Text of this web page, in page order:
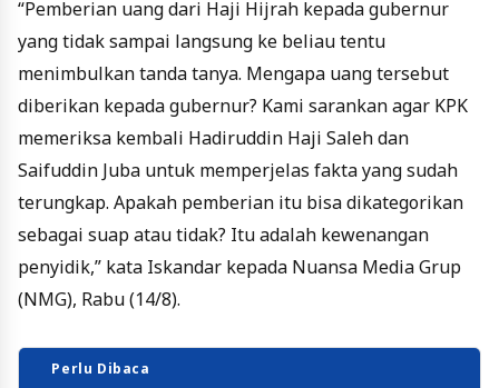
“Pemberian uang dari Haji Hijrah kepada gubernur
yang tidak sampai langsung ke beliau tentu
menimbulkan tanda tanya. Mengapa uang tersebut
diberikan kepada gubernur? Kami sarankan agar KPK
memeriksa kembali Hadiruddin Haji Saleh dan
Saifuddin Juba untuk memperjelas fakta yang sudah
terungkap. Apakah pemberian itu bisa dikategorikan
sebagai suap atau tidak? Itu adalah kewenangan
penyidik,” kata Iskandar kepada Nuansa Media Grup
(NMG), Rabu (14/8).
Perlu Dibaca